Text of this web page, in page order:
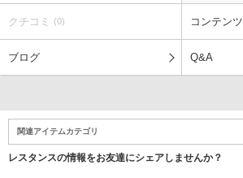
クチコミ (0) コンテンツ
ブログ Q&A
関連アイテムカテゴリ
レスタンスの情報をお友達にシェアしませんか？